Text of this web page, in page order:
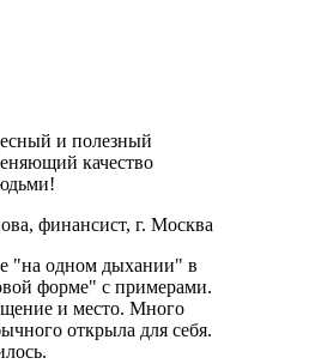
и полезный
качество
финансист, г. Москва
"на одном дыхании" в
форме" с примерами.
и место. Много
открыла для себя.